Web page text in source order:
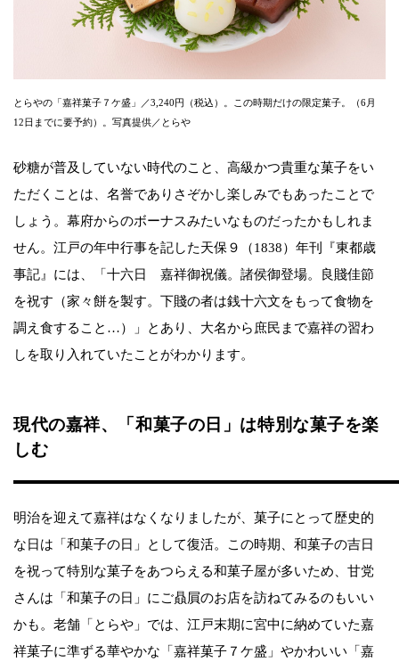
とらやの「嘉祥菓子７ケ盛」／3,240円（税込）。この時期だけの限定菓子。（6月
12日までに要予約）。写真提供／とらや
砂糖が普及していない時代のこと、高級かつ貴重な菓子をい
ただくことは、名誉でありさぞかし楽しみでもあったことで
しょう。幕府からのボーナスみたいなものだったかもしれま
せん。江戸の年中行事を記した天保９（1838）年刊『東都歳
事記』には、「十六日 嘉祥御祝儀。諸侯御登場。良賤佳節
を祝す（家々餅を製す。下賤の者は銭十六文をもって食物を
調え食すること…）」とあり、大名から庶民まで嘉祥の習わ
しを取り入れていたことがわかります。
現代の嘉祥、「和菓子の日」は特別な菓子を楽
しむ
明治を迎えて嘉祥はなくなりましたが、菓子にとって歴史的
な日は「和菓子の日」として復活。この時期、和菓子の吉日
を祝って特別な菓子をあつらえる和菓子屋が多いため、甘党
さんは「和菓子の日」にご贔屓のお店を訪ねてみるのもいい
かも。老舗「とらや」では、江戸末期に宮中に納めていた嘉
祥菓子に準ずる華やかな「嘉祥菓子７ケ盛」やかわいい「嘉